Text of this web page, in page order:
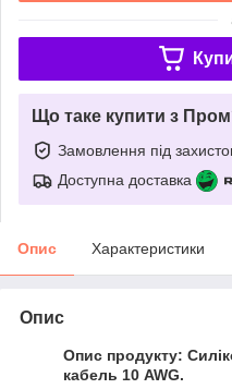
Що таке купити з
Замовлення під
Доступна доставка
Опис Характеристики
Опис
Опис продукту:
кабель 10 AWG.